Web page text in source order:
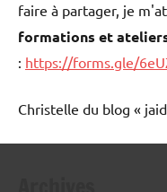
faire à partager, je
formations et
: https://forms.gle/
Christelle du blog «